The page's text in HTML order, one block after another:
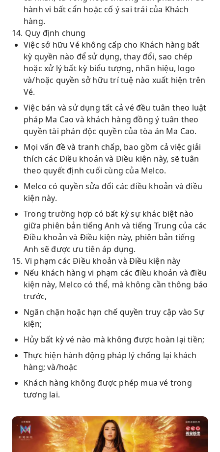
hành vi bất cẩn hoặc cố ý sai trái của Khách
hàng.
14. Quy định chung
Việc sở hữu Vé không cấp cho Khách hàng bất
kỳ quyền nào để sử dụng, thay đổi, sao chép
hoặc xử lý bất kỳ biểu tượng, nhãn hiệu, logo
và/hoặc quyền sở hữu trí tuệ nào xuất hiện trên
Vé.
Việc bán và sử dụng tất cả vé đều tuân theo luật
pháp Ma Cao và khách hàng đồng ý tuân theo
quyền tài phán độc quyền của tòa án Ma Cao.
Mọi vấn đề và tranh chấp, bao gồm cả việc giải
thích các Điều khoản và Điều kiện này, sẽ tuân
theo quyết định cuối cùng của Melco.
Melco có quyền sửa đổi các điều khoản và điều
kiện này.
Trong trường hợp có bất kỳ sự khác biệt nào
giữa phiên bản tiếng Anh và tiếng Trung của các
Điều khoản và Điều kiện này, phiên bản tiếng
Anh sẽ được ưu tiên áp dụng.
15. Vi phạm các Điều khoản và Điều kiện này
Nếu khách hàng vi phạm các điều khoản và điều
kiện này, Melco có thể, mà không cần thông báo
trước,
Ngăn chặn hoặc hạn chế quyền truy cập vào Sự
kiện;
Hủy bất kỳ vé nào mà không được hoàn lại tiền;
Thực hiện hành động pháp lý chống lại khách
hàng; và/hoặc
Khách hàng không được phép mua vé trong
tương lai.